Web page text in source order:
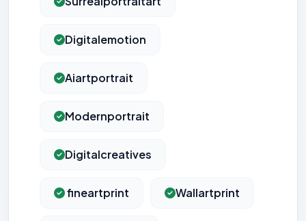
Digitalemotion
Aiartportrait
Modernportrait
Digitalcreatives
fineartprint Wallartprint